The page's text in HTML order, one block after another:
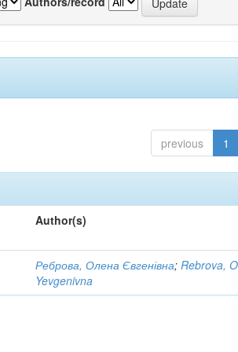
previous 1
Author(s)
Реброва, Олена Євгенівна;Rebrova,
Yevgenivna